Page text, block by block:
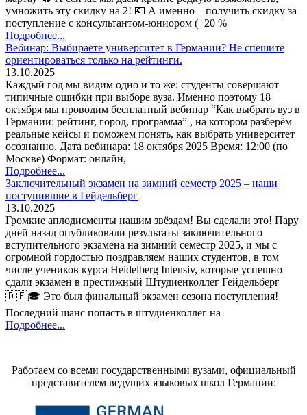
умножить эту скидку на 2! 💶 А именно – получить скидку за
поступление с консультантом-юниором (+20 %
Подробнее...
Вебинар: Выбираете университет в Германии? Не спешите
ориентироваться только на рейтинги.
13.10.2025
Каждый год мы видим одно и то же: студенты совершают
типичные ошибки при выборе вуза. Именно поэтому 18
октября мы проводим бесплатный вебинар “Как выбрать вуз в
Германии: рейтинг, город, программа” , на котором разберём
реальные кейсы и поможем понять, как выбрать университет
осознанно. Дата вебинара: 18 октября 2025 Время: 12:00 (по
Москве) Формат: онлайн,
Подробнее...
Заключительный экзамен на зимний семестр 2025 – наши
поступившие в Гейдельберг
13.10.2025
Громкие аплодисменты нашим звёздам! Вы сделали это! Пару
дней назад опубликовали результаты заключительного
вступительного экзамена на зимний семестр 2025, и мы с
огромной гордостью поздравляем наших студентов, в том
числе учеников курса Heidelberg Intensiv, которые успешно
сдали экзамен в престижный Штудиенколлег Гейдельберг
🇩🇪🎓 Это был финальный экзамен сезона поступления!
Последний шанс попасть в штудиенколлег на
Подробнее...
Работаем со всеми государственными вузами, официальный
представителем ведущих языковых школ Германии: